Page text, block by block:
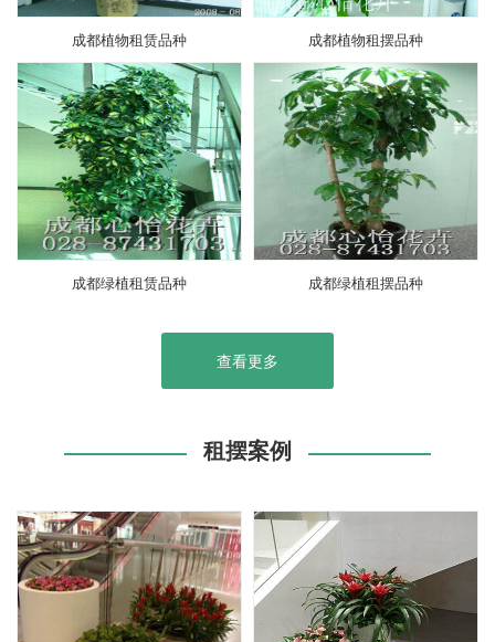
成都植物租赁品种 成都植物租摆品种
成都绿植租赁品种 成都绿植租摆品种
查看更多
租摆案例